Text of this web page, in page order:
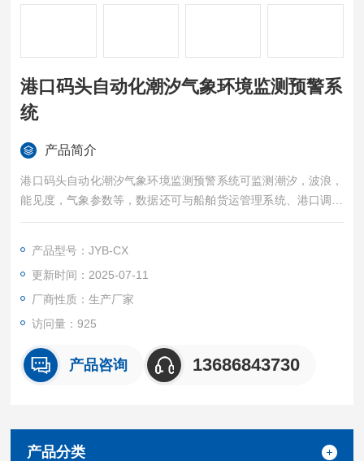
港口码头自动化潮汐气象环境监测预警系
统
产品简介
港口码头自动化潮汐气象环境监测预警系统可监测潮汐，波浪，
能见度，气象参数等，数据还可与船舶货运管理系统、港口调度
平台深度集成，实现全自动化的泊位分配和装卸作业规划。这种
域港口群的协同管理奠定了基础，推动传统港口向数字化、智慧
化的方向转型升级。
产品型号：JYB-CX
更新时间：2025-07-11
厂商性质：生产厂家
访问量：925
产品咨询 13686843730
产品分类